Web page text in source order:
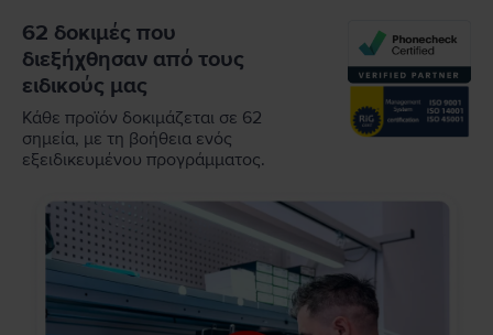
62 δοκιμές που
διεξήχθησαν από τους
ειδικούς μας
Κάθε προϊόν δοκιμάζεται σε 62
σημεία, με τη βοήθεια ενός
εξειδικευμένου προγράμματος.